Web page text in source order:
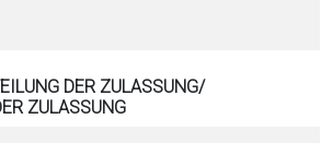
DER ZULASSUNG/
ZULASSUNG